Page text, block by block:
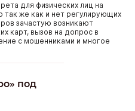
для физических лиц на
так же как и нет регулирующих
зачастую возникают
карт, вызов на допрос в
с мошенниками и многое
под